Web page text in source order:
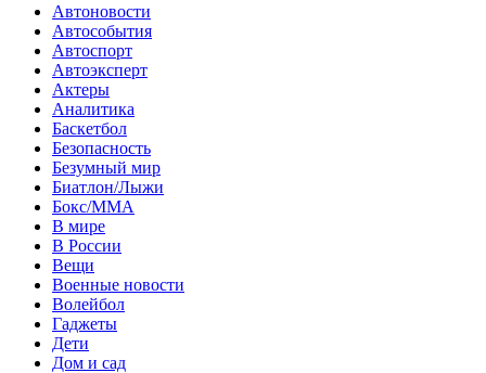
Автоновости
Автособытия
Автоспорт
Автоэксперт
Актеры
Аналитика
Баскетбол
Безопасность
Безумный мир
Биатлон/Лыжи
Бокс/MMA
В мире
В России
Вещи
Военные новости
Волейбол
Гаджеты
Дети
Дом и сад